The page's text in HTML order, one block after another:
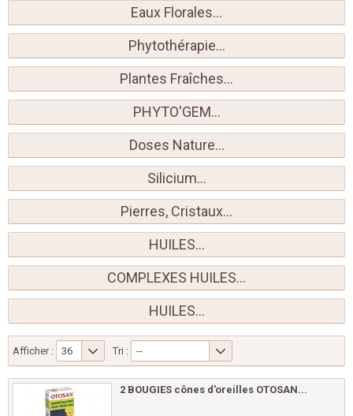
Eaux Florales...
Phytothérapie...
Plantes Fraîches...
PHYTO'GEM...
Doses Nature...
Silicium...
Pierres, Cristaux...
HUILES...
COMPLEXES HUILES...
HUILES...
Afficher : 36 Tri : --
2 BOUGIES cônes d'oreilles OTOSAN...